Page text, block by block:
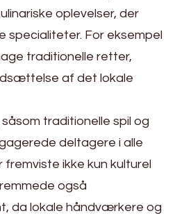
oplevelser, der
For eksempel
traditionelle retter,
af det lokale
traditionelle spil og
deltagere i alle
fremviste ikke kun kulturel
også
da lokale håndværkere og